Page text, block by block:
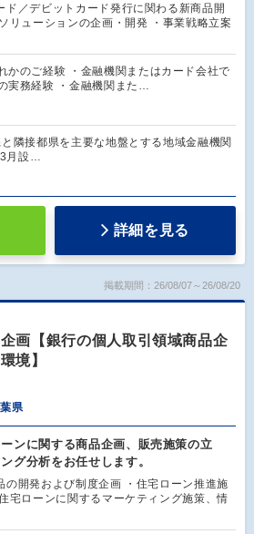
ド／デビットカード発行に関わる新商品開
リューションの企画・開発 ・事業戦略立案
かのご経験 ・金融機関またはカード会社で
実務経験 ・金融機関また…
隣接都県を主要な地盤とする地域金融機関
月設…
詳細を見る
掲載期間：26/08/07～26/08/20
画【銀行の個人取引領域商品企
境】
県
ンに関する商品企画、販売施策の立
グ分析をお任せします。
の開発および制度企画 ・住宅ローン推進施
宅ローンに関するマーケティング施策、情